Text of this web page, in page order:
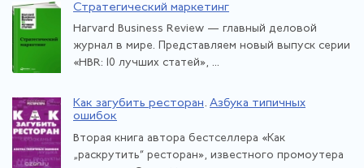
Стратегический маркетинг
Harvard Business Review — главный деловой
журнал в мире. Представляем новый выпуск серии
«HBR: 10 лучших статей», ...
Как загубить ресторан. Азбука типичных
ошибок
Вторая книга автора бестселлера «Как
„раскрутить“ ресторан», известного промоутера